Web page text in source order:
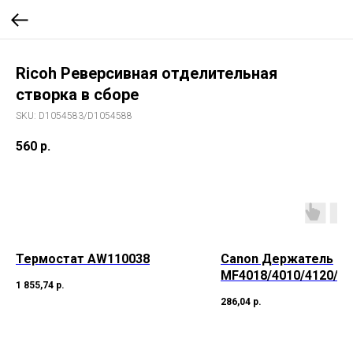
Ricoh Реверсивная отделительная
створка в сборе
SKU: D1054583/D1054588
560 р.
Термостат AW110038
1 855,74 р.
Canon Держатель
MF4018/4010/4120/
/4330
286,04 р.